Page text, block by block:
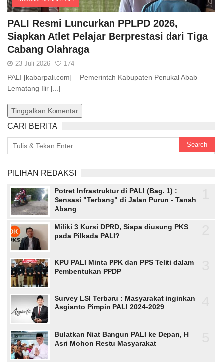
Comments
PALI Resmi Luncurkan PPLPD 2026,
Siapkan Atlet Pelajar Berprestasi dari Tiga
Cabang Olahraga
23 Juli 2026 174
PALI [kabarpali.com] – Pemerintah Kabupaten Penukal Abab
Lematang Ilir [...]
Tinggalkan Komentar
CARI BERITA
PILIHAN REDAKSI
Potret Infrastruktur di PALI (Bag. 1) :
Sensasi "Terbang" di Jalan Purun - Tanah
Abang
Miliki 3 Kursi DPRD, Siapa diusung PKS
pada Pilkada PALI?
KPU PALI Minta PPK dan PPS Teliti dalam
Pembentukan PPDP
Survey LSI Terbaru : Masyarakat inginkan
Asgianto Pimpin PALI 2024-2029
Bulatkan Niat Bangun PALI ke Depan, H
Asri Mohon Restu Masyarakat